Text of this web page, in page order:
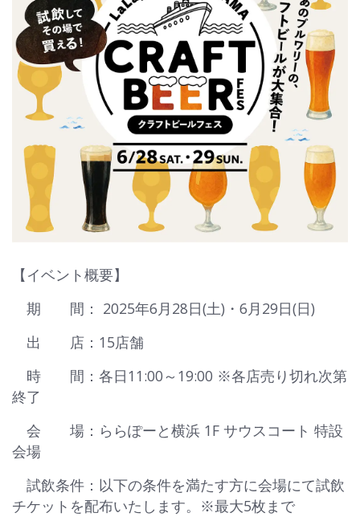
【イベント概要】
期 間： 2025年6月28日(土)・6月29日(日)
出 店：15店舗
時 間：各日11:00～19:00 ※各店売り切れ次第
終了
会 場：ららぽーと横浜 1F サウスコート 特設
会場
試飲条件：以下の条件を満たす方に会場にて試飲
チケットを配布いたします。※最大5枚まで